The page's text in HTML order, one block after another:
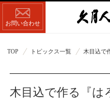
お問い合わせ
TOP トピックス一覧 木目込で
木目込で作る『は